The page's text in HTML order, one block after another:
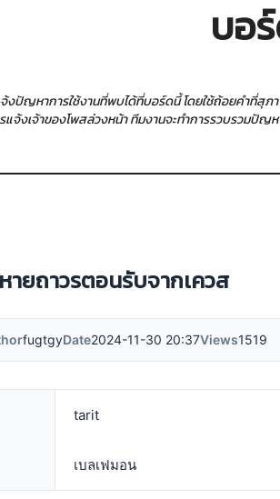
บอ
งปัญหาการใช้งานที่พบได้ที่บอร์ดนี้ โดยใช้ถ้อยคำที่สุ
แจ้งเจ้าของโพสล่วงหน้า ทีมงานจะทำการรวบรวมปั
ายถาวรตอนรับจากเควส
fugtgyDate2024-11-30 20:37Views1519
tarit
เบลเฟมอน